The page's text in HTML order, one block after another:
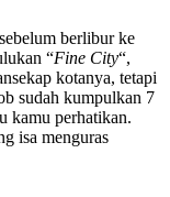
berlibur ke
“Fine City“,
kotanya, tetapi
sudah kumpulkan 7
kamu perhatikan.
isa menguras